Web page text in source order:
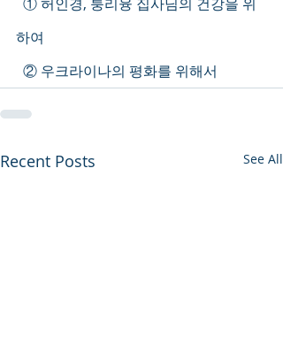
하여
  ② 우크라이나의 평화를 위해서
Recent Posts See All